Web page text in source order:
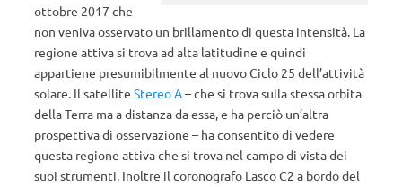
ottobre 2017 che
non veniva osservato un brillamento di questa intensità. La
regione attiva si trova ad alta latitudine e quindi
appartiene presumibilmente al nuovo Ciclo 25 dell’attività
solare. Il satellite Stereo A– che si trova sulla stessa orbita
della Terra ma a distanza da essa, e ha perciò un’altra
prospettiva di osservazione – ha consentito di vedere
questa regione attiva che si trova nel campo di vista dei
suoi strumenti. Inoltre il coronografo Lasco C2 a bordo del